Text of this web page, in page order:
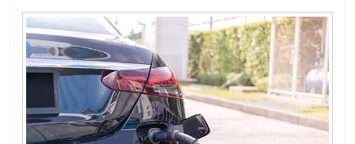
ธุรกิจ
SME
แห่ง
ประเทศไทย,
ThaiSMEsCenter,
รวม
ธุรกิจ